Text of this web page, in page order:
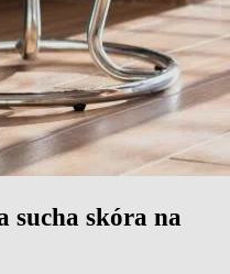
sucha skóra na